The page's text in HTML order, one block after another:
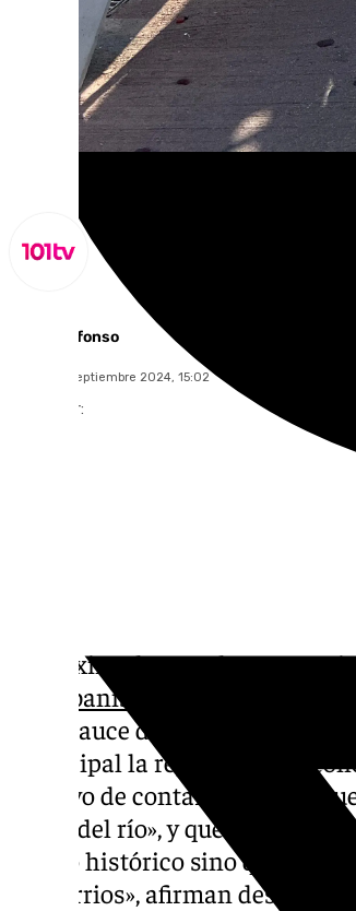
Miguel Alfonso
jueves, 12 septiembre 2024, 15:02
Compartir:
El próximo lunes, el grupo
Urbanismo, Movilidad y
en el cauce del río
municipal la repetición del
objetivo de contar con ideas
cauce del río», y que además
centro histórico sino que
los barrios», afirman desde el